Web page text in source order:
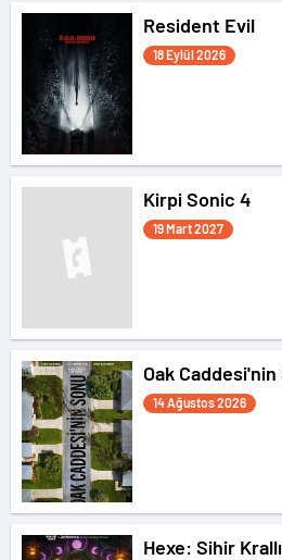
Resident Evil
18 Eylül 2026
Kirpi Sonic 4
19 Mart 2027
Oak Caddesi'nin
14 Ağustos 2026
Hexe: Sihir